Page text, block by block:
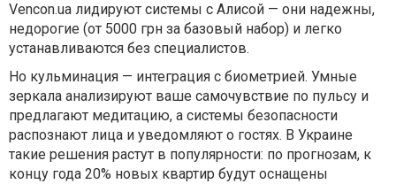
Vencon.ua лидируют системы с Алисой — они надежны,
недорогие (от 5000 грн за базовый набор) и легко
устанавливаются без специалистов.
Но кульминация — интеграция с биометрией. Умные
зеркала анализируют ваше самочувствие по пульсу и
предлагают медитацию, а системы безопасности
распознают лица и уведомляют о гостях. В Украине
такие решения растут в популярности: по прогнозам, к
концу года 20% новых квартир будут оснащены